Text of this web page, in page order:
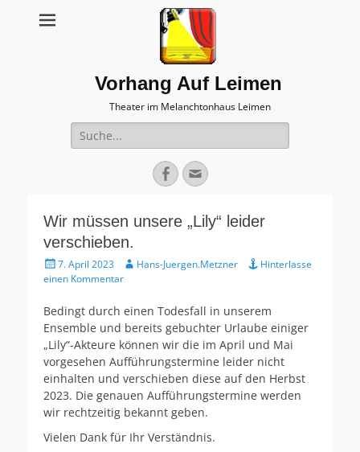
Vorhang Auf Leimen
Theater im Melanchtonhaus Leimen
Suche
nach:
Facebook
E-
Mail
Wir müssen unsere „Lily“ leider
verschieben.
Veröffentlicht
am
7. April 2023 AutorHans-Juergen.Metzner
Hinterlasse
einen Kommentar
Bedingt durch einen Todesfall in unserem
Ensemble und bereits gebuchter Urlaube einiger
„Lily“-Akteure können wir die im April und Mai
vorgesehen Aufführungstermine leider nicht
einhalten und verschieben diese auf den Herbst
2023. Die genauen Aufführungstermine werden
wir rechtzeitig bekannt geben.
Vielen Dank für Ihr Verständnis.